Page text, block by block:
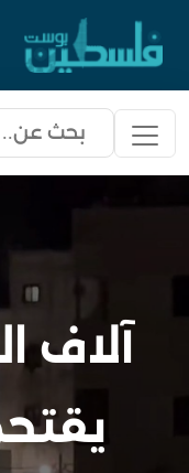
آلاف